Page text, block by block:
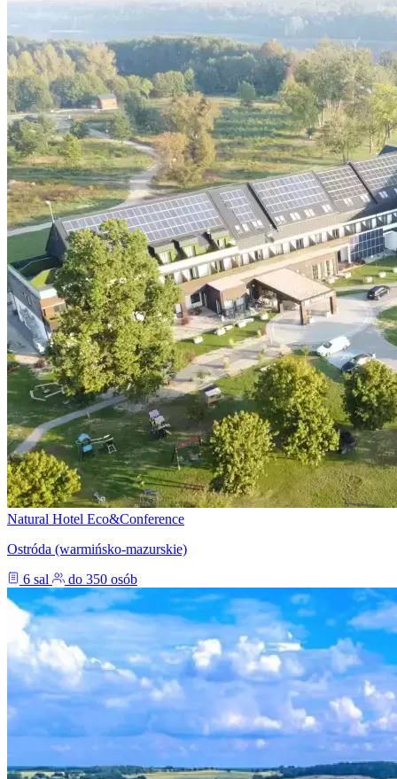
Natural Hotel Eco&Conference
Ostróda (warmińsko-mazurskie)
6 sal
do 350 osób